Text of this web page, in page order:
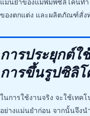
แม่นยำของแม่พิมพ์ซิลิโคนทำ
ของตกแต่ง และผลิตภัณฑ์สั่ง
การประยุกต์ใ
การขึ้นรูปซิลิ
ในการใช้งานจริง จะใช้เทค
อย่างแม่นยำก่อน จากนั้นจึง